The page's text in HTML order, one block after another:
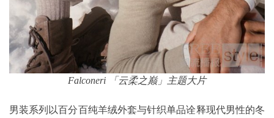
Falconeri 「云柔之巅」主题大片
男装系列以百分百纯羊绒外套与针织单品诠释现代男性的冬